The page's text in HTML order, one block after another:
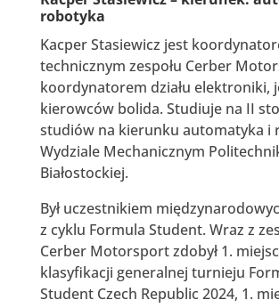
robotyka
Kacper Stasiewicz jest
technicznym zespołu Cerber
koordynatorem działu elektroniki,
kierowców bolida. Studiuje na II
studiów na kierunku automatyka i
Wydziale Mechanicznym
Białostockiej.
Był uczestnikiem
z cyklu Formula Student. Wraz z
Cerber Motorsport zdobył 1.
klasyfikacji generalnej turnieju
Student Czech Republic 2024, 1.